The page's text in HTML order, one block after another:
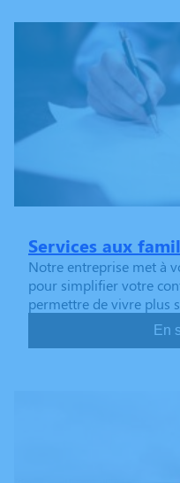
Services aux
Notre entreprise met à
pour simplifier votre
permettre de vivre plus
En